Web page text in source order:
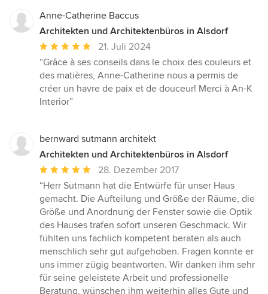
Anne-Catherine Baccus
Architekten und Architektenbüros in Alsdorf
Durchschnittliche
Bewertung:
5
von
5
21. Juli 2024
“Grâce à ses conseils dans le choix des couleurs et
des matières, Anne-Catherine nous a permis de
créer un havre de paix et de douceur! Merci à An-K
Interior”
bernward sutmann architekt
Architekten und Architektenbüros in Alsdorf
Durchschnittliche
Bewertung:
5
von
5
Sternen
28. Dezember 2017
“Herr Sutmann hat die Entwürfe für unser Haus
gemacht. Die Aufteilung und Größe der Räume, die
Größe und Anordnung der Fenster sowie die Optik
des Hauses trafen sofort unseren Geschmack. Wir
fühlten uns fachlich kompetent beraten als auch
menschlich sehr gut aufgehoben. Fragen konnte er
uns immer zügig beantworten. Wir danken ihm sehr
für seine geleistete Arbeit und professionelle
Beratung, wünschen ihm weiterhin alles Gute und